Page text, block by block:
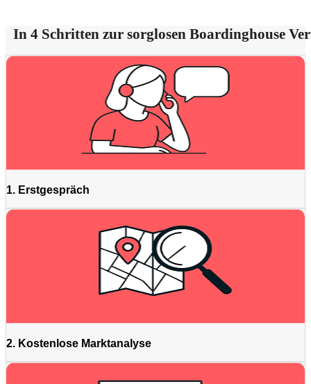
In 4 Schritten zur sorglosen Boardinghouse
1. Erstgespräch
2. Kostenlose Marktanalyse